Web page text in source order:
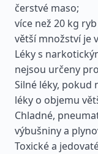
čerstvé maso;
více než 20 kg
větší množství je
Léky s
nejsou určeny
Silné léky, pokud
léky o objemu
Chladné,
výbušniny a
Toxické a